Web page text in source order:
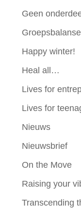
Geen
Happy winter!
Heal all…
Lives for
Lives for
Nieuws
Nieuwsbrief
On the Move
Raising your
Transcending